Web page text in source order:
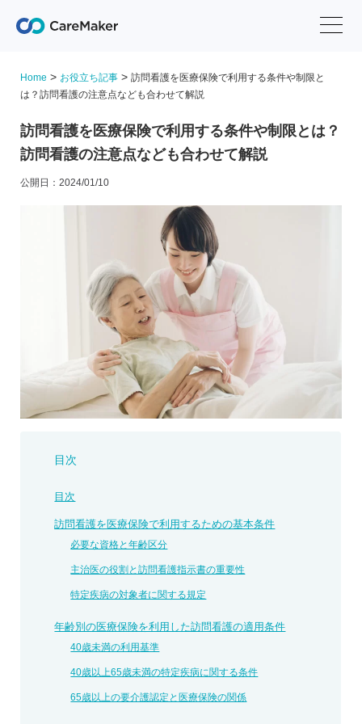
Home > お役立ち記事 >訪問看護を医療保険で利用する条件や制限と
は？訪問看護の注意点なども合わせて解説
訪問看護を医療保険で利用する条件や制限とは？
訪問看護の注意点なども合わせて解説
公開日：2024/01/10
目次
目次
訪問看護を医療保険で利用するための基本条件
必要な資格と年齢区分
主治医の役割と訪問看護指示書の重要性
特定疾病の対象者に関する規定
年齢別の医療保険を利用した訪問看護の適用条件
40歳未満の利用基準
40歳以上65歳未満の特定疾病に関する条件
65歳以上の要介護認定と医療保険の関係